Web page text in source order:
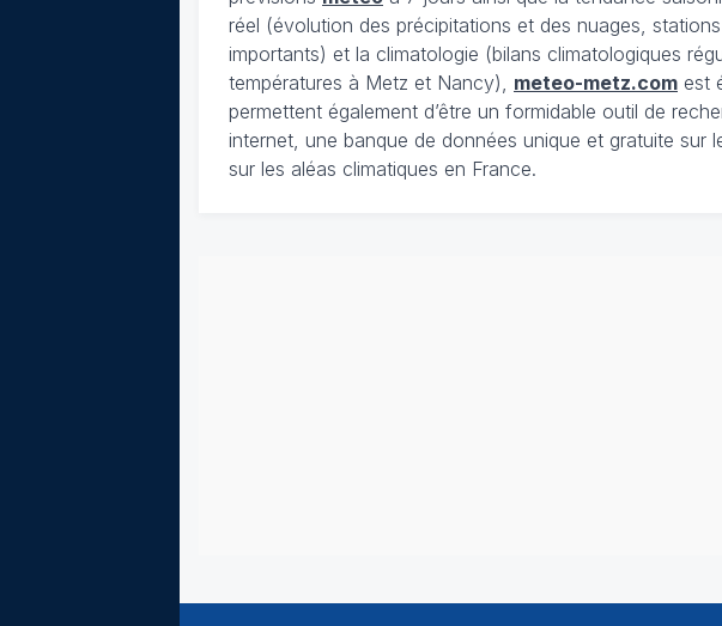
réel (évolution des précipitations et des nuages, stations
importants) et la climatologie (bilans climatologiques
températures à Metz et Nancy), meteo-metz.com est
permettent également d’être un formidable outil de
internet, une banque de données unique et gratuite sur
sur les aléas climatiques en France.